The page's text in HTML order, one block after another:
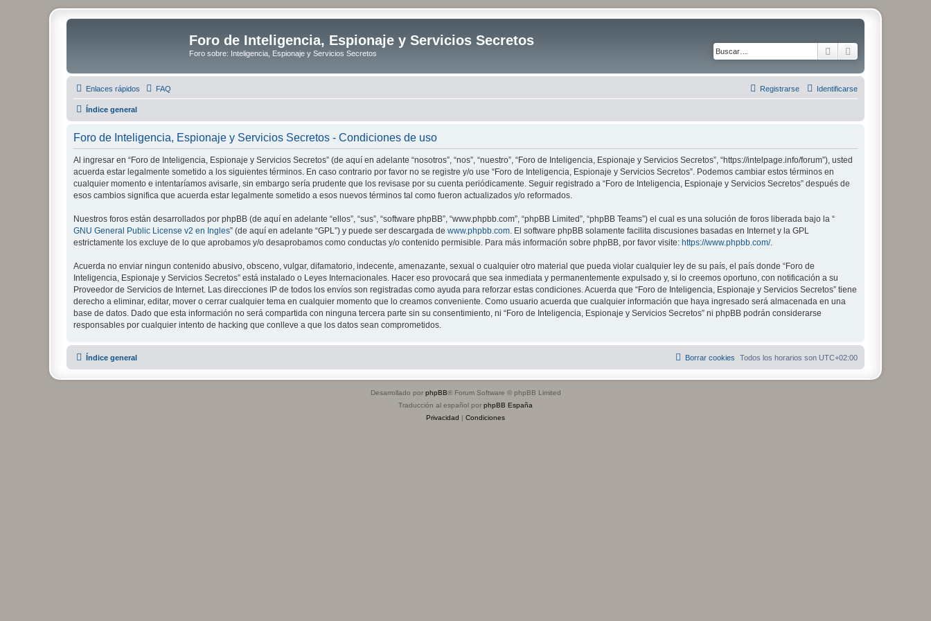
Foro de Inteligencia, Espionaje y Servicios Secretos
Foro sobre: Inteligencia, Espionaje y Servicios Secretos Buscar
Enlaces rápidos FAQ Identificarse
Registrarse
Índice general
Foro de Inteligencia, Espionaje y Servicios Secretos - Condiciones de uso
Al ingresar en “Foro de Inteligencia, Espionaje y Servicios Secretos” (de aquí en adelante “nosotros”, “nos”, “nuestro”, “Foro de Inteligencia, Espionaje y Servicios Secretos”, “https://intelpage.info/forum”), usted
acuerda estar legalmente sometido a los siguientes términos. En caso contrario por favor no se registre y/o use “Foro de Inteligencia, Espionaje y Servicios Secretos”. Podemos cambiar estos términos en
cualquier momento e intentaríamos avisarle, sin embargo sería prudente que los revisase por su cuenta periódicamente. Seguir registrado a “Foro de Inteligencia, Espionaje y Servicios Secretos” después de
esos cambios significa que acuerda estar legalmente sometido a esos nuevos términos tal como fueron actualizados y/o reformados.
Nuestros foros están desarrollados por phpBB (de aquí en adelante “ellos”, “sus”, “software phpBB”, “www.phpbb.com”, “phpBB Limited”, “phpBB Teams”) el cual es una solución de foros liberada bajo la “
GNU General Public License v2 en Ingles” (de aquí en adelante “GPL”) y puede ser descargada de www.phpbb.com . El software phpBB solamente facilita discusiones basadas en Internet y la GPL
estrictamente los excluye de lo que aprobamos y/o desaprobamos como conductas y/o contenido permisible. Para más información sobre phpBB, por favor visite: https://www.phpbb.com/.
Acuerda no enviar ningun contenido abusivo, obsceno, vulgar, difamatorio, indecente, amenazante, sexual o cualquier otro material que pueda violar cualquier ley de su país, el país donde “Foro de
Inteligencia, Espionaje y Servicios Secretos” está instalado o Leyes Internacionales. Hacer eso provocará que sea inmediata y permanentemente expulsado y, si lo creemos oportuno, con notificación a su
Proveedor de Servicios de Internet. Las direcciones IP de todos los envíos son registradas como ayuda para reforzar estas condiciones. Acuerda que “Foro de Inteligencia, Espionaje y Servicios Secretos” tiene
derecho a eliminar, editar, mover o cerrar cualquier tema en cualquier momento que lo creamos conveniente. Como usuario acuerda que cualquier información que haya ingresado será almacenada en una
base de datos. Dado que esta información no será compartida con ninguna tercera parte sin su consentimiento, ni “Foro de Inteligencia, Espionaje y Servicios Secretos” ni phpBB podrán considerarse
responsables por cualquier intento de hacking que conlleve a que los datos sean comprometidos.
Índice general Todos los horarios son UTC+02:00
Borrar cookies
Desarrollado por phpBB® Forum Software © phpBB Limited
Traducción al español por phpBB España
Privacidad | Condiciones